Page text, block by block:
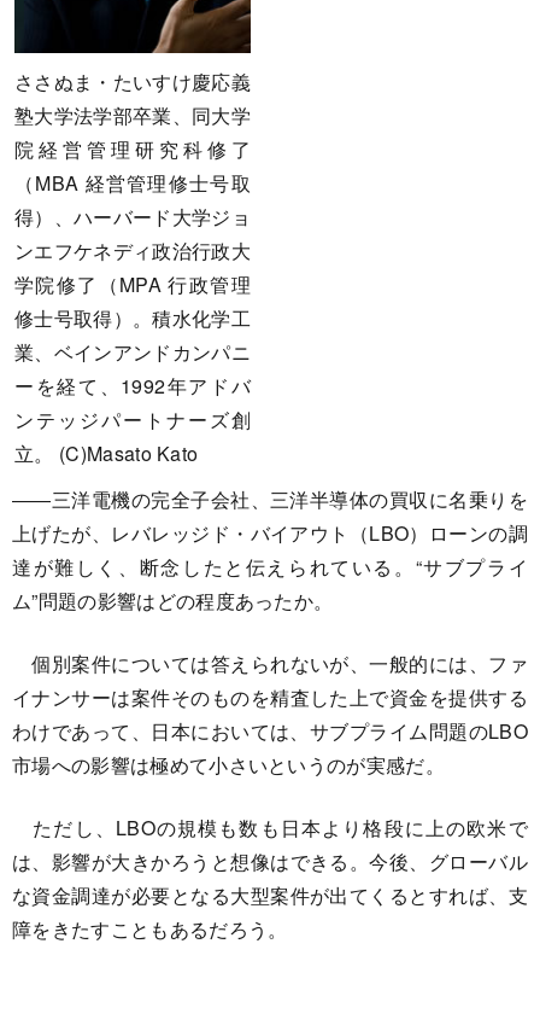
ささぬま・たいすけ慶応義
塾大学法学部卒業、同大学
院経営管理研究科修了
（MBA 経営管理修士号取
得）、ハーバード大学ジョ
ンエフケネディ政治行政大
学院修了（MPA 行政管理
修士号取得）。積水化学工
業、ベインアンドカンパニ
ーを経て、1992年アドバ
ンテッジパートナーズ創
立。 (C)Masato Kato
――三洋電機の完全子会社、三洋半導体の買収に名乗りを
上げたが、レバレッジド・バイアウト（LBO）ローンの調
達が難しく、断念したと伝えられている。“サブプライ
ム”問題の影響はどの程度あったか。
個別案件については答えられないが、一般的には、ファ
イナンサーは案件そのものを精査した上で資金を提供する
わけであって、日本においては、サブプライム問題のLBO
市場への影響は極めて小さいというのが実感だ。
ただし、LBOの規模も数も日本より格段に上の欧米で
は、影響が大きかろうと想像はできる。今後、グローバル
な資金調達が必要となる大型案件が出てくるとすれば、支
障をきたすこともあるだろう。